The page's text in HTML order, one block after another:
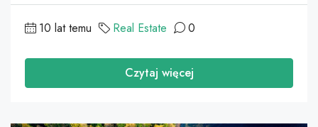
10 lat temu Real Estate 0
Czytaj więcej